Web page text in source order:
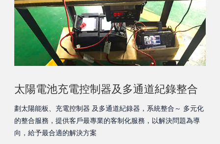
太陽電池充電控制器及多通道紀錄整合
劃太陽能板、充電控制器 及多通道紀錄器，系統整合～ 多元化
的整合服務，提供客戶最專業的客制化服務，以解決問題為導
向，給予最合適的解決方案